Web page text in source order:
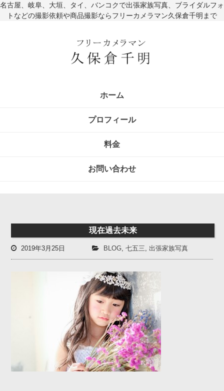
名古屋、岐阜、大垣、タイ、バンコクで出張家族写真、ブライダルフォ
トなどの撮影依頼や商品撮影ならフリーカメラマン久保倉千明まで
ホーム
プロフィール
料金
お問い合わせ
現在過去未来
2019年3月25日 BLOG ,七五三 ,出張家族写真